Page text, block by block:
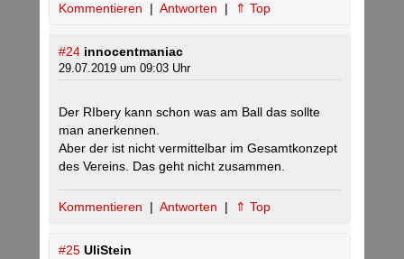
Kommentieren | Antworten | ⇑ Top
#24 innocentmaniac
29.07.2019 um 09:03 Uhr
Der RIbery kann schon was am Ball das sollte
man anerkennen.
Aber der ist nicht vermittelbar im Gesamtkonzept
des Vereins. Das geht nicht zusammen.
Kommentieren | Antworten | ⇑ Top
#25 UliStein